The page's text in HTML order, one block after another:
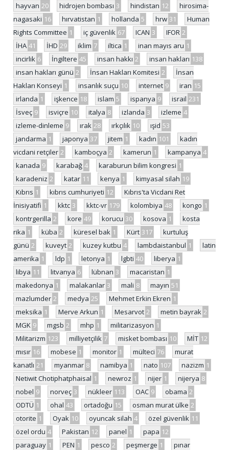
hayvan 20 hidrojen bombası 3 hindistan 12
hirosima-
nagasaki 16 hırvatistan 1 hollanda 5 hrw 31
Human
Rights Committee 1 iç güvenlik 67 ICAN 3 IFOR 2
İHA 41 İHD 29 iklim 7 iltica 1 inan mayıs aru 1
incirlik 6 İngiltere 45 insan hakkı 2 insan hakları 138
insan hakları günü 2 İnsan Hakları Komitesi 2
İnsan
Hakları Konseyi 1 insanlık suçu 10 internet 9 iran 15
irlanda 1 işkence 18 islam 5 ispanya 9 israil 231
İsveç 9 isviçre 10 italya 8 izlanda 3 izleme 4
izleme-dinleme 9 ırak 28 ırkçılık 10 ışid 53
jandarma 1 japonya 37 jitem 1 kadın 101
kadın
vicdani retçiler 2 kamboçya 2 kamerun 1 kampanya 4
kanada 9 karabağ 4 karaburun bilim kongresi 1
karadeniz 2 katar 11 kenya 1 kimyasal silah 19
Kıbrıs 1 kıbrıs cumhuriyeti 12
Kıbrıs'ta Vicdani Ret
İnisiyatifi 1 kktc 3 kktc-vr 179 kolombiya 48 kongo 1
kontrgerilla 2 kore 49 korucu 30 kosova 1
kosta
rika 1 küba 2 küresel bak 1 Kürt 317
kurtuluş
günü 2 kuveyt 2 kuzey kutbu 4 lambdaistanbul 1
latin
amerika 1 ldp 1 letonya 1 lgbti 40 liberya 1
libya 11 litvanya 6 lübnan 3 macaristan 1
makedonya 1 malakanlar 3 mali 8 mayın 51
mazlumder 2 medya 25 Mehmet Erkin Ekren 1
meksika 1 Merve Arkun 1 Mesarvot 2 metin bayrak 2
MGK 9 mgsb 2 mhp 1 militarizasyon 1
Militarizm 123 milliyetçilik 7 misket bombası 10 MİT 12
mısır 16 mobese 1 monitor 1 mülteci 76
murat
kanatlı 21 myanmar 8 namibya 1 nato 107 nazizm 1
Netiwit Chotiphatphaisal 1 newroz 1 nijer 1 nijerya 8
nobel 9 norveç 3 nükleer 113 OAC 9 obama 2
ODTÜ 1 ohal 43 ortadoğu 15 osman murat ülke 2
otorite 1 Oyak 10 oyuncak silah 4 özel güvenlik 11
özel ordu 4 Pakistan 12 panel 1 papa 12
paraguay 1 PEN 1 pesco 2 peşmerge 1
pınar